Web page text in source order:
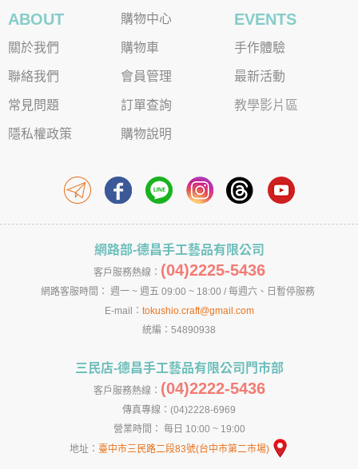
ABOUT
關於我們
聯絡我們
常見問題
隱私權政策
購物中心
購物車
會員管理
訂單查詢
購物說明
EVENTS
手作體驗
最新活動
教學影片區
網路部-德昌手工藝品有限公司
客戶服務熱線： (04)2225-5436
網路客服時間： 週一 ~ 週五 09:00 ~ 18:00 / 每週六、日暫停服務
E-mail： tokushio.craft@gmail.com
統編：54890938
三民店-德昌手工藝品有限公司門市部
客戶服務熱線： (04)2222-5436
傳真專線：(04)2228-6969
營業時間： 每日 10:00 ~ 19:00
地址： 臺中市三民路二段83號(台中市第二市場)